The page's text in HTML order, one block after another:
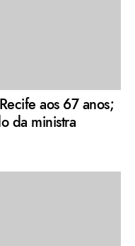
aos 67 anos;
da ministra